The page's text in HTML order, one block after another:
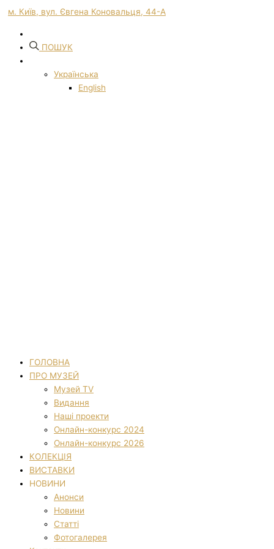
м. Київ, вул. Євгена Коновальця, 44-А
ПОШУК
Українська
English
ГОЛОВНА
ПРО МУЗЕЙ
Музей TV
Видання
Наші проекти
Онлайн-конкурс 2024
Онлайн-конкурс 2026
КОЛЕКЦІЯ
ВИСТАВКИ
НОВИНИ
Анонси
Новини
Статті
Фотогалерея